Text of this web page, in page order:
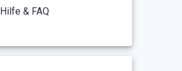
Hilfe & FAQ